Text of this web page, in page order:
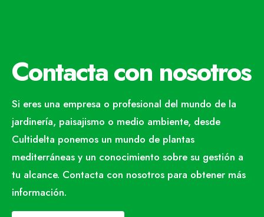
Contacta con nosotros
Si eres una empresa o profesional del mundo de la
jardinería, paisajismo o medio ambiente, desde
Cultidelta ponemos un mundo de plantas
mediterráneas y un conocimiento sobre su gestión a
tu alcance. Contacta con nosotros para obtener más
información.